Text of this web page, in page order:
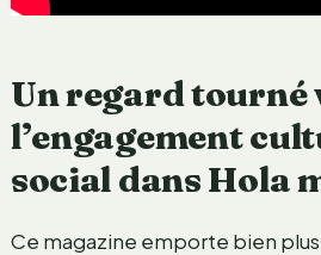
Un regard tourné
l’engagement
social dans Hola
Ce magazine emporte bien